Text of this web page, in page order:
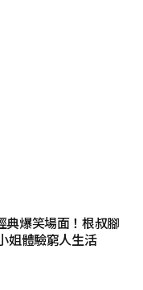
典爆笑場面！根叔腳
姐體驗窮人生活